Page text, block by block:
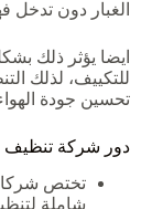
الغبار دون تدخل
ايضا يؤثر ذلك
للتكييف، لذلك
تحسين جودة
دور شركة تنظيف
تختص
شاملة